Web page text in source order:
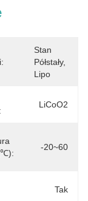
Stan
Półstały,
Lipo
LiCoO2
-20~60
Tak